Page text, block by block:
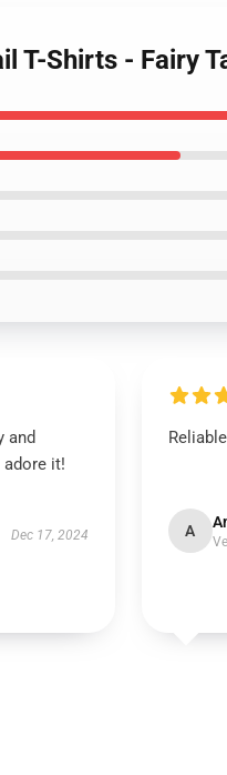
T-Shirts - Fairy
and
adore it!
Dec 17, 2024 A